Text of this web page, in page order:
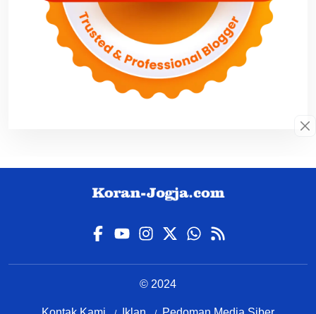
© 2024